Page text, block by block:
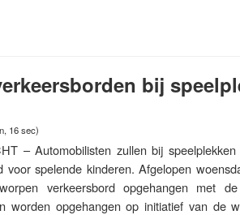
bij
16 sec)
– Automobilisten zullen bij
voor spelende kinderen. Afgelopen
verkeersbord opgehangen met
worden opgehangen op initiatief van de